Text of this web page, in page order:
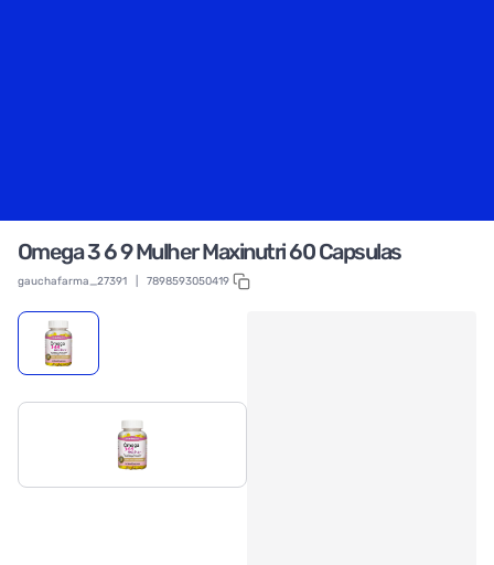
Omega 3 6 9 Mulher Maxinutri 60 Capsulas
gauchafarma_27391 7898593050419